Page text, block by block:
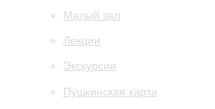
Малый зал
Лекции
Экскурсии
Пушкинская карта